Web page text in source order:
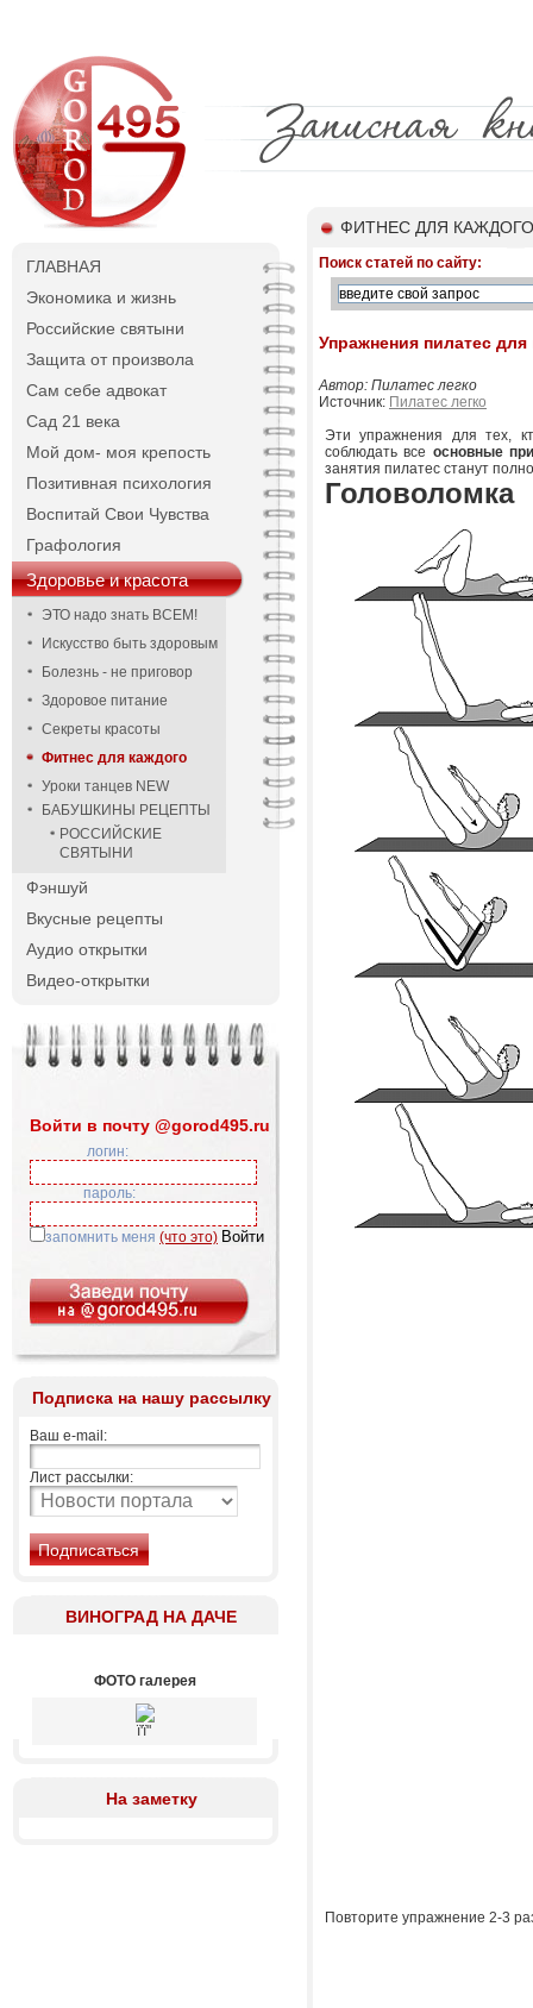
ГЛАВНАЯ
Экономика и жизнь
Российские святыни
Защита от произвола
Сам себе адвокат
Сад 21 века
Мой дом- моя крепость
Позитивная психология
Воспитай Свои Чувства
Графология
Здоровье и красота
ЭТО надо знать ВСЕМ!
Искусство быть здоровым
Болезнь - не приговор
Здоровое питание
Секреты красоты
Фитнес для каждого
Уроки танцев NEW
БАБУШКИНЫ РЕЦЕПТЫ
РОССИЙСКИЕ
СВЯТЫНИ
Фэншуй
Вкусные рецепты
Аудио открытки
Видео-открытки
Войти в почту @gorod495.ru
логин:
пароль:
запомнить меня (что это)
Подписка на нашу рассылку
Ваш e-mail:
Лист рассылки:
ВИНОГРАД НА ДАЧЕ
ФОТО галерея
ї'ї"
На заметку
ФИТНЕС ДЛЯ КАЖДОГО
Поиск статей по сайту:
Упражнения пилатес
Автор: Пилатес легко
Источник: Пилатес легко
Эти упражнения для тех,
соблюдать все основные
занятия пилатес станут
Головоломка
Повторите упражнение 2-3